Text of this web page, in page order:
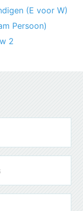
(E voor W)
Persoon)
2